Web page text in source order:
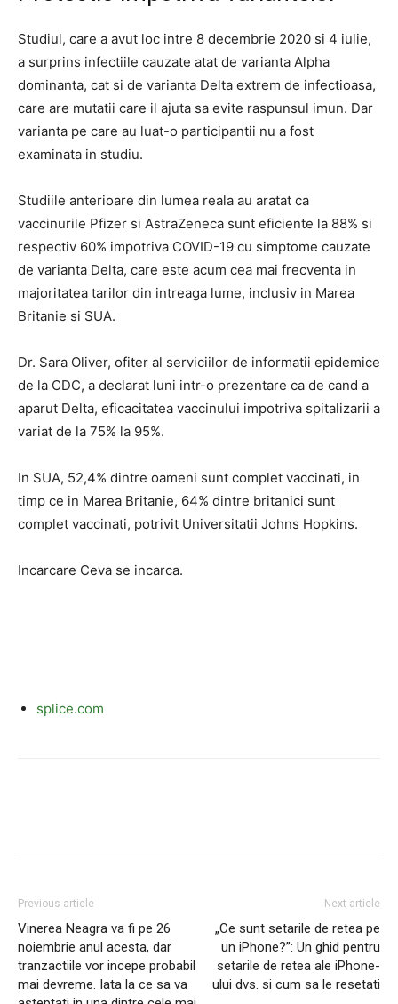
Studiul, care a avut loc intre 8 decembrie 2020 si 4 iulie,
a surprins infectiile cauzate atat de varianta Alpha
dominanta, cat si de varianta Delta extrem de infectioasa,
care are mutatii care il ajuta sa evite raspunsul imun. Dar
varianta pe care au luat-o participantii nu a fost
examinata in studiu.
Studiile anterioare din lumea reala au aratat ca
vaccinurile Pfizer si AstraZeneca sunt eficiente la 88% si
respectiv 60% impotriva COVID-19 cu simptome cauzate
de varianta Delta, care este acum cea mai frecventa in
majoritatea tarilor din intreaga lume, inclusiv in Marea
Britanie si SUA.
Dr. Sara Oliver, ofiter al serviciilor de informatii epidemice
de la CDC, a declarat luni intr-o prezentare ca de cand a
aparut Delta, eficacitatea vaccinului impotriva spitalizarii a
variat de la 75% la 95%.
In SUA, 52,4% dintre oameni sunt complet vaccinati, in
timp ce in Marea Britanie, 64% dintre britanici sunt
complet vaccinati, potrivit Universitatii Johns Hopkins.
Incarcare Ceva se incarca.
splice.com
Previous article
Vinerea Neagra va fi pe 26
noiembrie anul acesta, dar
tranzactiile vor incepe probabil
mai devreme. Iata la ce sa va
Next article
„Ce sunt setarile de retea pe
un iPhone?”: Un ghid pentru
setarile de retea ale iPhone-
ului dvs. si cum sa le resetati